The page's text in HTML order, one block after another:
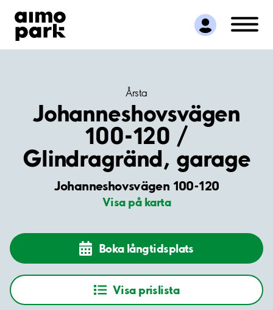
Hitta parkering
Samarbete
Kundservice
Årsta
Johanneshovsvägen
100-120 /
Glindragränd, garage
Johanneshovsvägen 100-120
Visa på karta
Boka långtidsplats
Visa prislista